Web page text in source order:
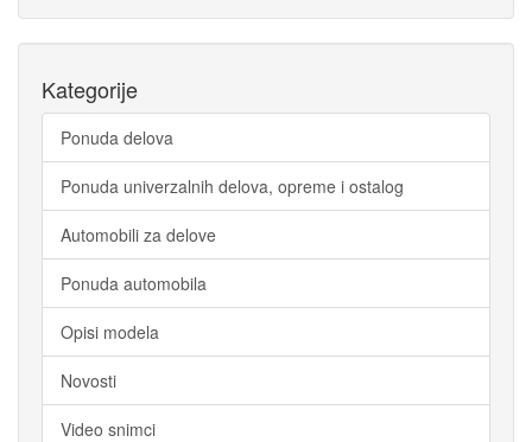
Kategorije
Ponuda delova
Ponuda univerzalnih delova, opreme i ostalog
Automobili za delove
Ponuda automobila
Opisi modela
Novosti
Video snimci